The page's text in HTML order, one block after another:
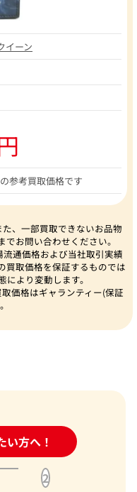
イーン
参考買取価格です
、一部買取できないお品物
お問い合わせください。
通価格および当社取引実績
買取価格を保証するものでは
より変動します。
価格はギャランティー(保証
い方へ！
せフォーム
2